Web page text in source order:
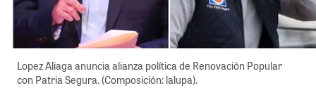
Lopez Aliaga anuncia alianza política de Renovación Popular
con Patria Segura. (Composición: lalupa).